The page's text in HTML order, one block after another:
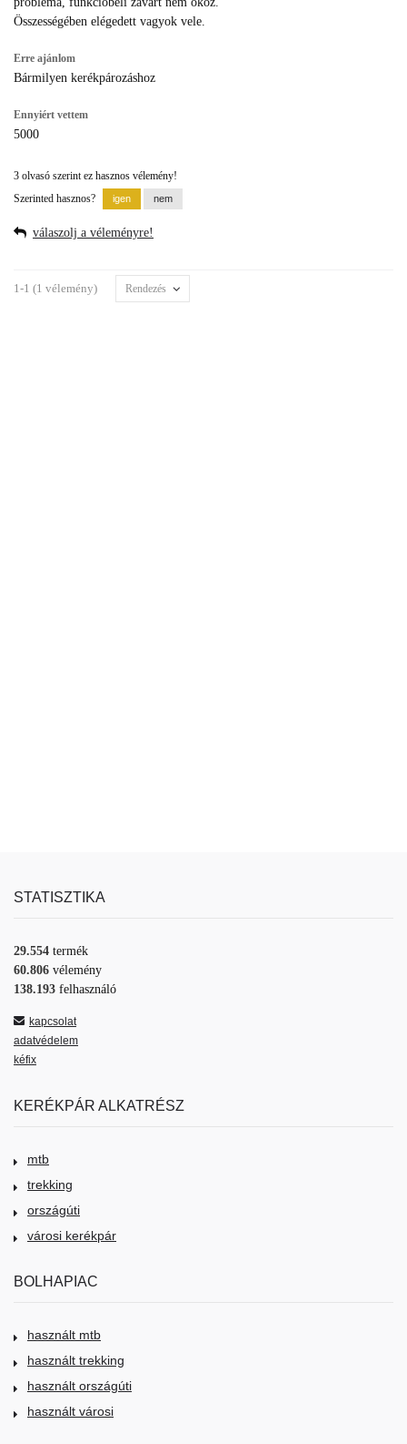
Összességében elégedett vagyok vele.
Erre ajánlom
Bármilyen kerékpározáshoz
Ennyiért vettem
5000
3 olvasó szerint ez hasznos vélemény!
Szerinted hasznos?
válaszolj a véleményre!
1-1 (1 vélemény) Rendezés
STATISZTIKA
29.554 termék
60.806 vélemény
138.193 felhasználó
kapcsolat
adatvédelem
kéfix
KERÉKPÁR ALKATRÉSZ
mtb
trekking
országúti
városi kerékpár
BOLHAPIAC
használt mtb
használt trekking
használt országúti
használt városi